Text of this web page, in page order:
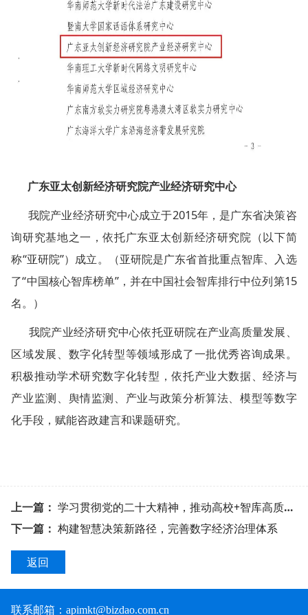
广东亚太创新经济研究院产业经济研究中心
我院产业经济研究中心成立于2015年，是广东省决策咨
询研究基地之一，依托广东亚太创新经济研究院（以下简
称“亚研院”）成立。（亚研院是广东省首批重点智库、入选
了“中国核心智库榜单”，并在中国社会智库排行中位列第15
名。）
我院产业经济研究中心依托亚研院在产业高质量发展、
区域发展、数字化转型等领域形成了一批优秀咨询成果。
积极推动学术研究数字化转型，依托产业大数据、经济与
产业监测、舆情监测、产业与政策分析算法、模型等数字
化手段，赋能咨政建言和课题研究。
上一篇： 学习贯彻党的二十大精神，推动高校+智库高质量协同发展
下一篇： 构建智慧决策新路径，完善数字经济治理体系
返回
联系邮箱： apimkt@bizdao.com.cn